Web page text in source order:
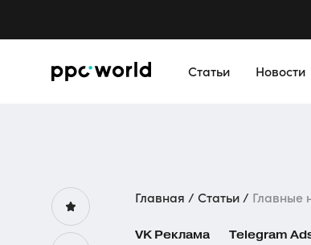
Статьи Новости
Главная Статьи Главные
VK Реклама Telegram